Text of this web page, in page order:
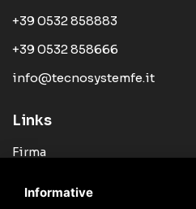
+39 0532 858883
+39 0532 858666
info@tecnosystemfe.it
Links
Firma
Informative